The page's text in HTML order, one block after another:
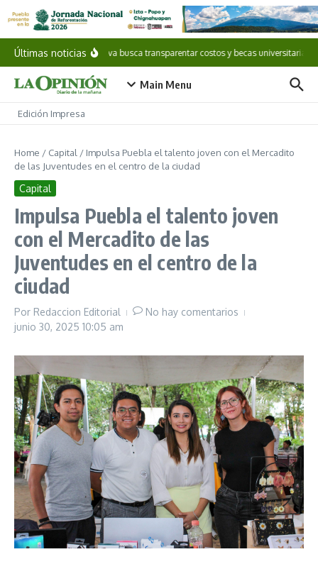
Saltar al contenido
Últimas noticiasIniciativa busca transparentar costos y becas universitarias
Main Menu
Edición Impresa
Home / Capital / Impulsa Puebla el talento joven con el Mercadito
de las Juventudes en el centro de la ciudad
Capital
Impulsa Puebla el talento joven
con el Mercadito de las
Juventudes en el centro de la
ciudad
Por Redaccion Editorial
No hay comentarios
junio 30, 2025 10:05 am